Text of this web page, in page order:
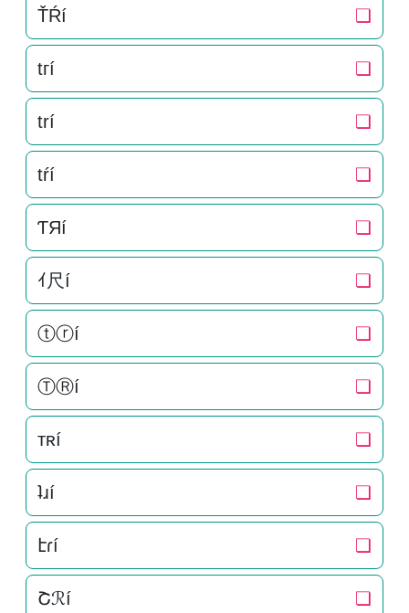
ŤŔí ❏
tгí ❏
trí ❏
tŕí ❏
ƬЯí ❏
ｲ尺í ❏
ⓣⓡí ❏
ⓉⓇí ❏
тʀí ❏
ʇɹí ❏
էɾí ❏
Շℛí ❏